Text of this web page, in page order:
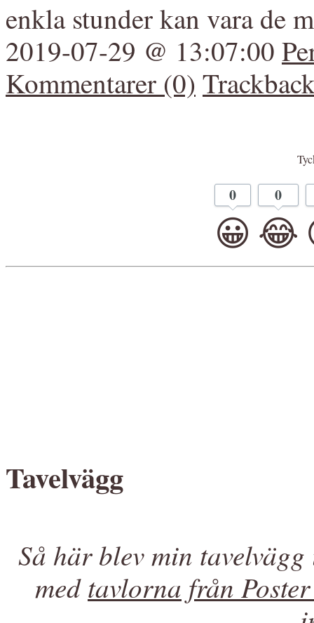
enkla stunder kan vara de
2019-07-29 @ 13:07:00
Kommentarer (0)
0
😀
0
😂
Tavelvägg
Så här blev min
medtavlorna från